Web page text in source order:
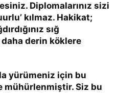
Diplomalarınız sizi
kılmaz. Hakikat;
sığ
derin köklere
yürümeniz için bu
mühürlenmiştir. Siz bu